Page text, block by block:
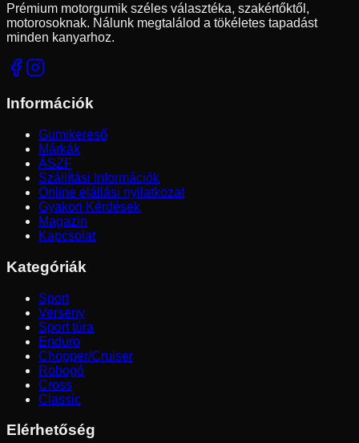
Prémium motorgumik széles választéka, szakértőktől,
motorosoknak. Nálunk megtalálod a tökéletes tapadást
minden kanyarhoz.
Információk
Gumikereső
Márkák
ÁSZF
Szállítási Információk
Online elállási nyilatkozat
Gyakori Kérdések
Magazin
Kapcsolat
Kategóriák
Sport
Verseny
Sport túra
Enduro
Chopper/Cruiser
Robogó
Cross
Classic
Elérhetőség